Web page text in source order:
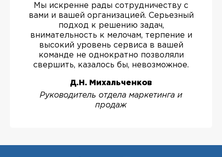
Мы искренне рады сотрудничеству с
вами и вашей организацией. Серьезный
подход к решению задач,
внимательность к мелочам, терпение и
высокий уровень сервиса в вашей
команде не однократно позволяли
свершить, казалось бы, невозможное.
Д.Н. Михальченков
Руководитель отдела маркетинга и
продаж